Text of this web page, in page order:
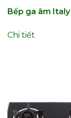
Bếp ga âm Italy
Chi tiết